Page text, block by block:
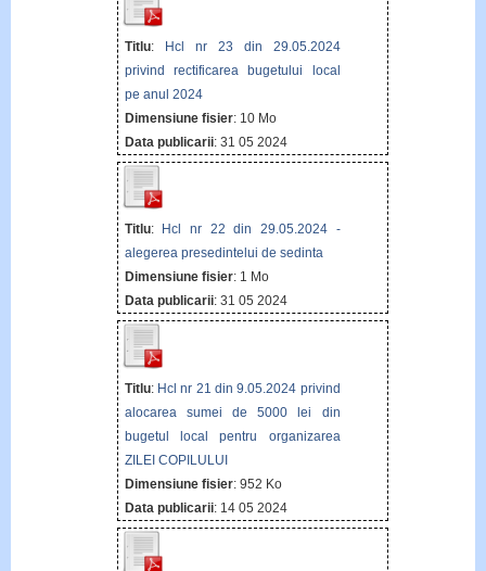
Titlu:
Hcl nr 23 din 29.05.2024
privind rectificarea bugetului local
pe anul 2024
Dimensiune fisier: 10 Mo
Data publicarii: 31 05 2024
Titlu:
Hcl nr 22 din 29.05.2024 -
alegerea presedintelui de sedinta
Dimensiune fisier: 1 Mo
Data publicarii: 31 05 2024
Titlu: Hcl nr 21 din 9.05.2024 privind
alocarea sumei de 5000 lei din
bugetul local pentru organizarea
ZILEI COPILULUI
Dimensiune fisier: 952 Ko
Data publicarii: 14 05 2024